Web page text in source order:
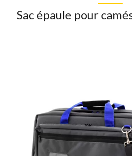
Sac épaule pour